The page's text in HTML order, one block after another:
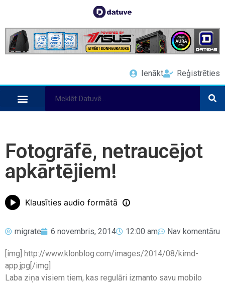
Ienākt Reģistrēties
Fotogrāfē, netraucējot
apkārtējiem!
Klausīties audio formātā
migrate 6 novembris, 2014 12:00 am Nav komentāru
[img] http://www.klonblog.com/images/2014/08/kimd-
app.jpg[/img]
Laba ziņa visiem tiem, kas regulāri izmanto savu mobilo